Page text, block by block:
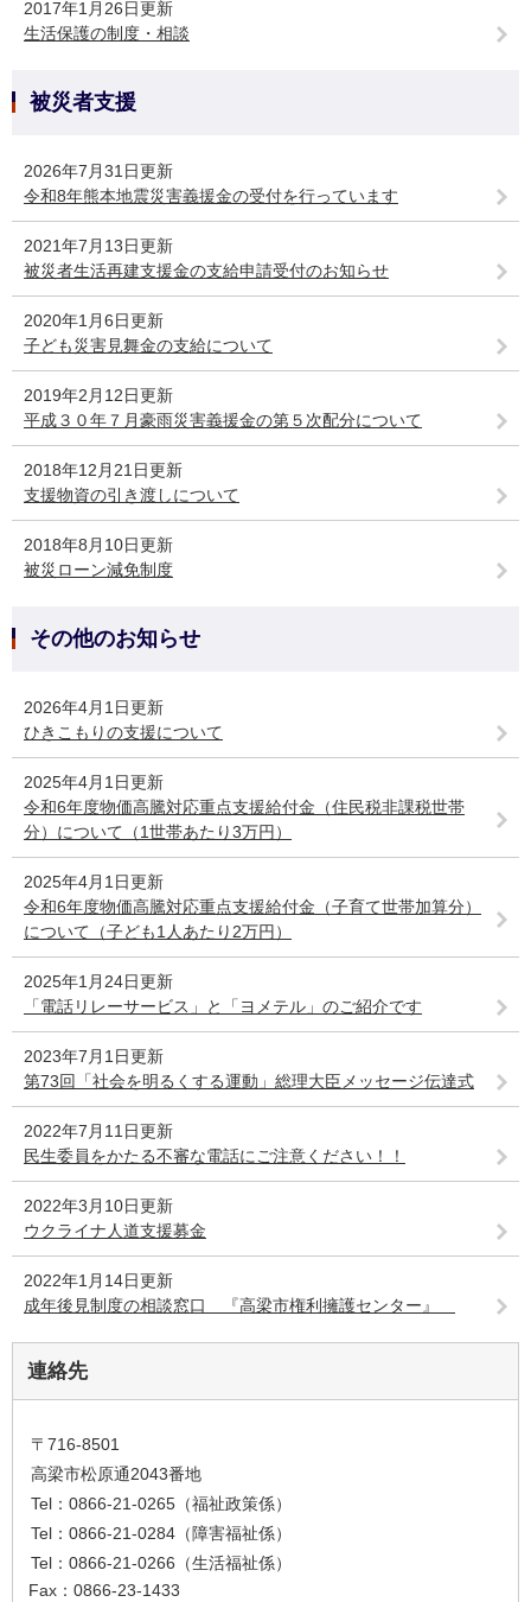
2017年1月26日更新
生活保護の制度・相談
被災者支援
2026年7月31日更新
令和8年熊本地震災害義援金の受付を行っています
2021年7月13日更新
被災者生活再建支援金の支給申請受付のお知らせ
2020年1月6日更新
子ども災害見舞金の支給について
2019年2月12日更新
平成３０年７月豪雨災害義援金の第５次配分について
2018年12月21日更新
支援物資の引き渡しについて
2018年8月10日更新
被災ローン減免制度
その他のお知らせ
2026年4月1日更新
ひきこもりの支援について
2025年4月1日更新
令和6年度物価高騰対応重点支援給付金（住民税非課税世帯
分）について（1世帯あたり3万円）
2025年4月1日更新
令和6年度物価高騰対応重点支援給付金（子育て世帯加算分）
について（子ども1人あたり2万円）
2025年1月24日更新
「電話リレーサービス」と「ヨメテル」のご紹介です
2023年7月1日更新
第73回「社会を明るくする運動」総理大臣メッセージ伝達式
2022年7月11日更新
民生委員をかたる不審な電話にご注意ください！！
2022年3月10日更新
ウクライナ人道支援募金
2022年1月14日更新
成年後見制度の相談窓口 『高梁市権利擁護センター』
連絡先
〒716-8501
高梁市松原通2043番地
Tel：0866-21-0265（福祉政策係）
Tel：0866-21-0284（障害福祉係）
Tel：0866-21-0266（生活福祉係）
Fax：0866-23-1433